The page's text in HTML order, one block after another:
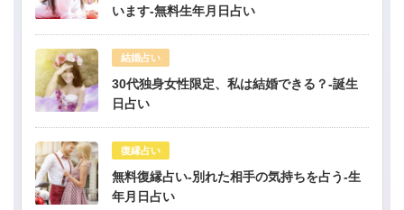
います-無料生年月日占い
結婚占い
30代独身女性限定、私は結婚できる？-誕生
日占い
復縁占い
無料復縁占い-別れた相手の気持ちを占う-生
年月日占い